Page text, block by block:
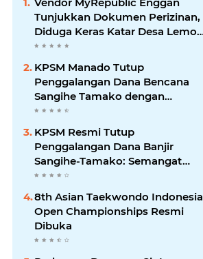
Tunjukkan Dokumen Perizinan,
Diduga Keras Katar Desa Lemo
Disebut Handle Kordinasi
KPSM Manado Tutup
Penggalangan Dana Bencana
Sangihe Tamako dengan
Semangat Tinggi, Dihadiri
KPSM Resmi Tutup
Penggalangan Dana Banjir
Sangihe-Tamako: Semangat
Kebersamaan & Solidaritas
8th Asian Taekwondo Indonesia
Open Championships Resmi
Dibuka